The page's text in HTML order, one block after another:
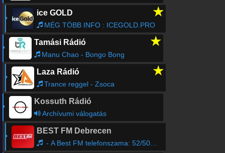
ice GOLD ★
MÉG TÖBB INFO : ICEGOLD.PRO
Tamási Rádió ★
Manu Chao - Bongo Bong
Laza Rádió ★
Trance reggel - Zsoca
Kossuth Rádió
Archívumi válogatás
BEST FM Debrecen
- A Best FM telefonszama: 52/500-540